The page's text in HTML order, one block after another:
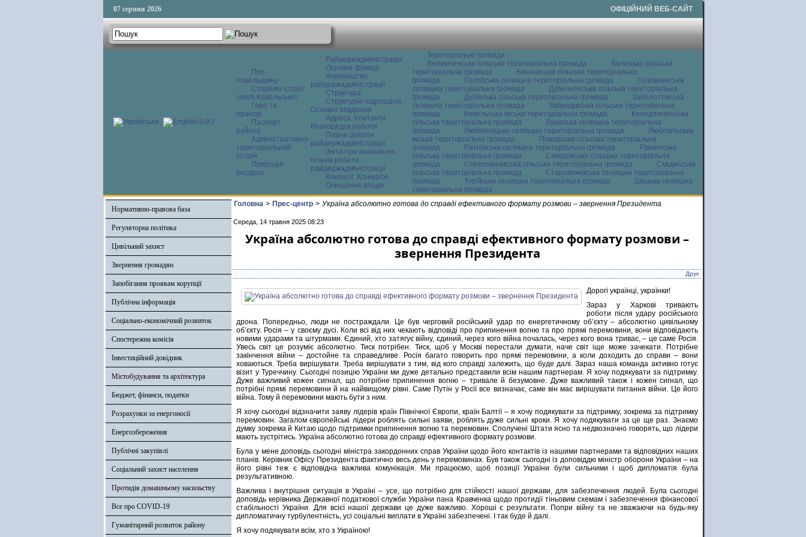
07 серпня 2026 ОФІЦІЙНИЙ ВЕБ-САЙТ
Про
Ковельщину
Сторінки історії
землі Ковельської
Герб та
прапор
Паспорт
району
Адміністративно-
територіальний
устрій
Природні
ресурси
Райдержадміністрація
Основні функції
Керівництво
райдержадміністрації
Структура
Структурні підрозділи.
Основні завдання
Адреса. Контакти.
Розпорядок роботи
Плани роботи
райдержадміністрації
Звіти про виконання
планів роботи
райдержадміністрації
Вакансії. Конкурси
Очищення влади
Територіальні громади
Велимченська сільська територіальна громада
Велицька сільська
територіальна громада
Вишнівська сільська територіальна
громада
Голобська селищна територіальна громада
Головненська
селищна територіальна громада
Дубечненська сільська територіальна
громада
Дубівська сільська територіальна громада
Заболоттівська
селищна територіальна громада
Забродівська сільська територіальна
громада
Ковельська міська територіальна громада
Колодяжненська
сільська територіальна громада
Луківська селищна територіальна
громада
Люблинецька селищна територіальна громада
Любомльська
міська територіальна громада
Поворська сільська територіальна
громада
Ратнівська селищна територіальна громада
Рівненська
сільська територіальна громада
Самарівська сільська територіальна
громада
Сереховичівська сільська територіальна громада
Смідинська
сільська територіальна громада
Старовижівська селищна територіальна
громада
Турійська селищна територіальна громада
Шацька селищна
територіальна громада
Нормативно-правова база
Регуляторна політика
Цивільний захист
Звернення громадян
Запобігання проявам корупції
Публічна інформація
Соціально-економічний розвиток
Спостережна комісія
Інвестиційний довідник
Містобудування та архітектура
Бюджет, фінанси, податки
Розрахунки за енергоносії
Енергозбереження
Публічні закупівлі
Соціальний захист населення
Протидія домашньому насильству
Все про COVID-19
Гуманітарний розвиток району
Головна > Прес-центр > Україна абсолютно готова до справді ефективного формату розмови – звернення Президента
Середа, 14 травня 2025 08:23
Україна абсолютно готова до справді ефективного формату розмови –
звернення Президента
Друк
Дорогі українці, українки!
Зараз у Харкові тривають
роботи після удару російського
дрона. Попередньо, люди не постраждали. Це був черговий російський удар по енергетичному об’єкту – абсолютно цивільному
об’єкту. Росія – у своєму дусі. Коли всі від них чекають відповіді про припинення вогню та про прямі перемовини, вони відповідають
новими ударами та штурмами. Єдиний, хто затягує війну, єдиний, через кого війна почалась, через кого вона триває, – це саме Росія.
Увесь світ це розуміє абсолютно. Тиск потрібен. Тиск, щоб у Москві перестали думати, наче світ іще може зачекати. Потрібне
закінчення війни – достойне та справедливе. Росія багато говорить про прямі перемовини, а коли доходить до справи – вони
ховаються. Треба вирішувати. Треба вирішувати з тим, від кого справді залежить, що буде далі. Зараз наша команда активно готує
візит у Туреччину. Сьогодні позицію України ми дуже детально представили всім нашим партнерам. Я хочу подякувати за підтримку.
Дуже важливий кожен сигнал, що потрібне припинення вогню – тривале й безумовне. Дуже важливий також і кожен сигнал, що
потрібні прямі перемовини й на найвищому рівні. Саме Путін у Росії все визначає, саме він має вирішувати питання війни. Це його
війна. Тому й перемовини мають бути з ним.
Я хочу сьогодні відзначити заяву лідерів країн Північної Європи, країн Балтії – я хочу подякувати за підтримку, зокрема за підтримку
перемовин. Загалом європейські лідери роблять сильні заяви, роблять дуже сильні кроки. Я хочу подякувати за це ще раз. Знаємо
думку зокрема й Китаю щодо підтримки припинення вогню та перемовин. Сполучені Штати ясно та недвозначно говорять, що лідери
мають зустрітись. Україна абсолютно готова до справді ефективного формату розмови.
Була у мене доповідь сьогодні міністра закордонних справ України щодо його контактів із нашими партнерами та відповідних наших
планів. Керівник Офісу Президента фактично весь день у перемовинах. Був також сьогодні із доповіддю міністр оборони України – на
його рівні теж є відповідна важлива комунікація. Ми працюємо, щоб позиції України були сильними і щоб дипломатія була
результативною.
Важлива і внутрішня ситуація в Україні – усе, що потрібно для стійкості нашої держави, для забезпечення людей. Була сьогодні
доповідь керівника Державної податкової служби України пана Кравченка щодо протидії тіньовим схемам і забезпечення фінансової
стабільності України. Для всієї нашої держави це дуже важливо. Хороші є результати. Попри війну та не зважаючи на будь-яку
дипломатичну турбулентність, усі соціальні виплати в Україні забезпечені. І так буде й далі.
Я хочу подякувати всім, хто з Україною!